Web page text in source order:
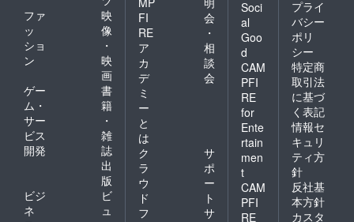
ファ
ッ
ショ
ン
映
像
・
映
画
ゲー
ム・
サー
ビス
開発
書
籍
・
雑
誌
出
版
ビジ
ネ
ビ
ュ
FI
RE
ア
カ
デ
ミ
ー
と
は
会
・
相
談
会
ク
ラ
ウ
ド
フ
サ
ポ
ー
ト
サ
Soci
al
Goo
d
CAM
PFI
RE
for
Ente
rtain
men
t
CAM
PFI
RE
プライ
バシー
ポリ
シー
特定商
取引法
に基づ
く表記
情報セ
キュリ
ティ方
針
反社基
本方針
カスタ